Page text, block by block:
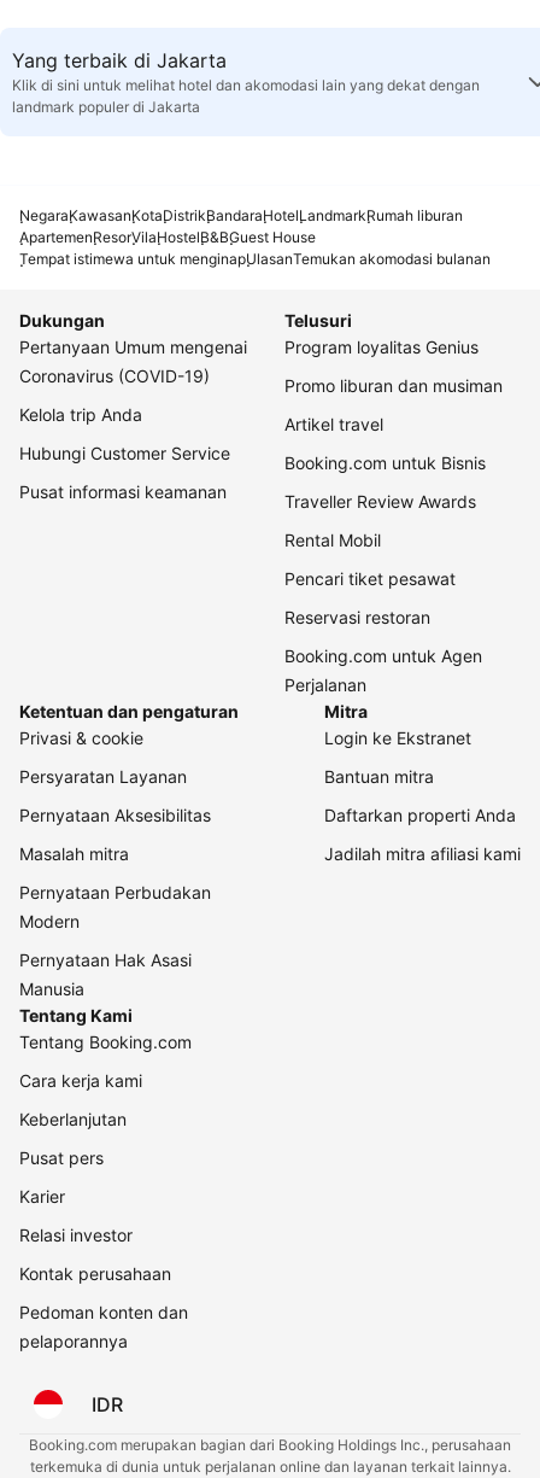
Yang terbaik di Jakarta
Klik di sini untuk melihat hotel dan akomodasi lain yang dekat dengan
landmark populer di Jakarta
NegaraKawasanKotaDistrikBandaraHotelLandmarkRumah liburan
ApartemenResorVilaHostelB&BGuest House
Tempat istimewa untuk menginapUlasanTemukan akomodasi bulanan
Dukungan
Pertanyaan Umum mengenai
Coronavirus (COVID-19)
Kelola trip Anda
Hubungi Customer Service
Pusat informasi keamanan
Telusuri
Program loyalitas Genius
Promo liburan dan musiman
Artikel travel
Booking.com untuk Bisnis
Traveller Review Awards
Rental Mobil
Pencari tiket pesawat
Reservasi restoran
Booking.com untuk Agen
Perjalanan
Ketentuan dan pengaturan
Privasi & cookie
Persyaratan Layanan
Pernyataan Aksesibilitas
Masalah mitra
Pernyataan Perbudakan
Modern
Pernyataan Hak Asasi
Manusia
Mitra
Login ke Ekstranet
Bantuan mitra
Daftarkan properti Anda
Jadilah mitra afiliasi kami
Tentang Kami
Tentang Booking.com
Cara kerja kami
Keberlanjutan
Pusat pers
Karier
Relasi investor
Kontak perusahaan
Pedoman konten dan
pelaporannya
IDR
Booking.com merupakan bagian dari Booking Holdings Inc., perusahaan
terkemuka di dunia untuk perjalanan online dan layanan terkait lainnya.